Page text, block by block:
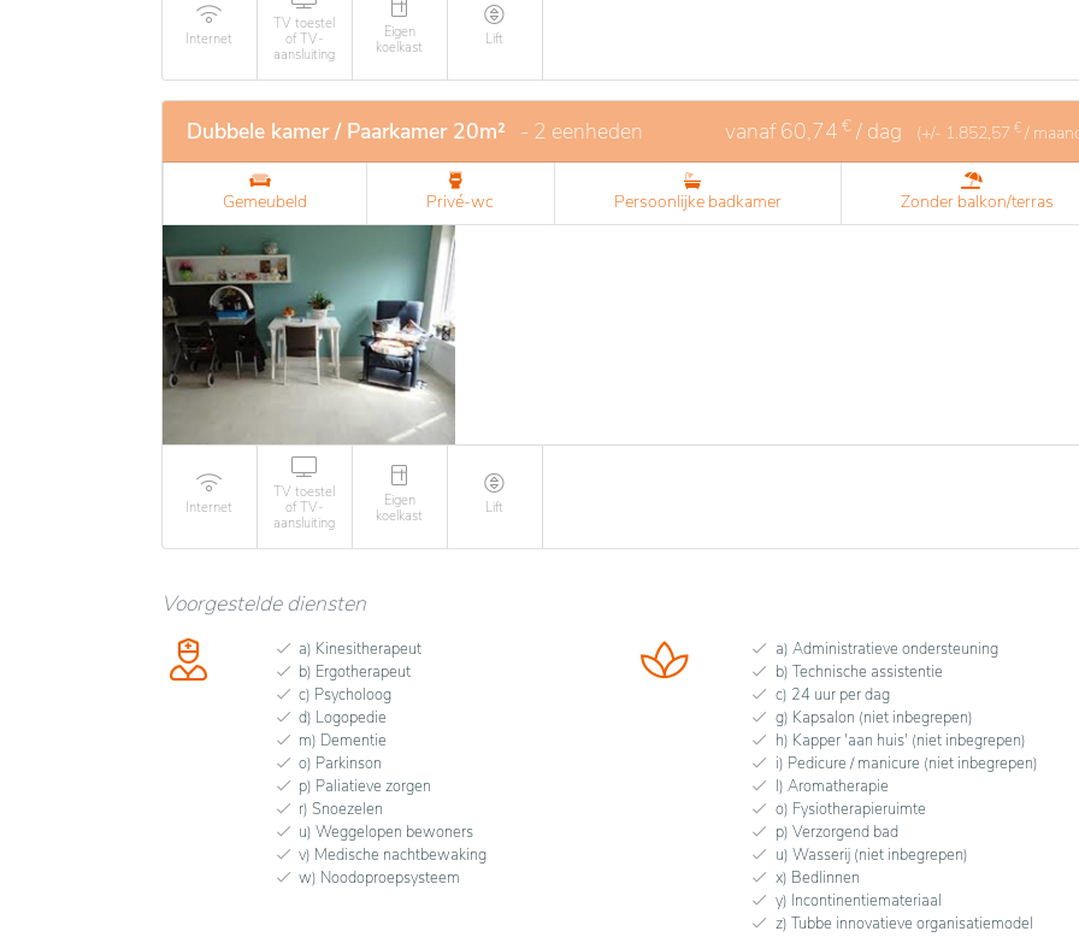
Internet
TV toestel
of TV-
aansluiting
Eigen
koelkast
Lift
Dubbele kamer / Paarkamer 20m² - 2 eenheden vanaf60,74 € / dag (+/- 1.852,57 € /
Gemeubeld Privé-wc Persoonlijke badkamer Zonder balkon/terras
Internet
TV toestel
of TV-
aansluiting
Eigen
koelkast
Lift
Voorgestelde diensten
a) Kinesitherapeut
b) Ergotherapeut
c) Psycholoog
d) Logopedie
m) Dementie
o) Parkinson
p) Paliatieve zorgen
r) Snoezelen
u) Weggelopen bewoners
v) Medische nachtbewaking
w) Noodoproepsysteem
a) Administratieve ondersteuning
b) Technische assistentie
c) 24 uur per dag
g) Kapsalon (niet inbegrepen)
h) Kapper 'aan huis' (niet inbegrepen)
i) Pedicure / manicure (niet inbegrepen)
l) Aromatherapie
o) Fysiotherapieruimte
p) Verzorgend bad
u) Wasserij (niet inbegrepen)
x) Bedlinnen
y) Incontinentiemateriaal
z) Tubbe innovatieve organisatiemodel